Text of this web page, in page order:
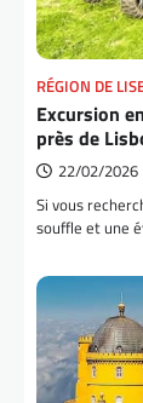
RÉGION DE
Excursion
près de
22/02/2026
Si vous
souffle et une